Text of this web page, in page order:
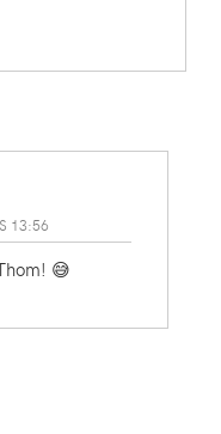
13:56
😅